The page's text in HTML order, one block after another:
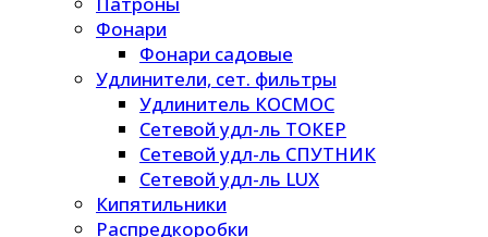
Фонари
Фонари садовые
Удлинители, сет. фильтры
Удлинитель КОСМОС
Сетевой удл-ль ТОКЕР
Сетевой удл-ль СПУТНИК
Сетевой удл-ль LUX
Кипятильники
Распредкоробки